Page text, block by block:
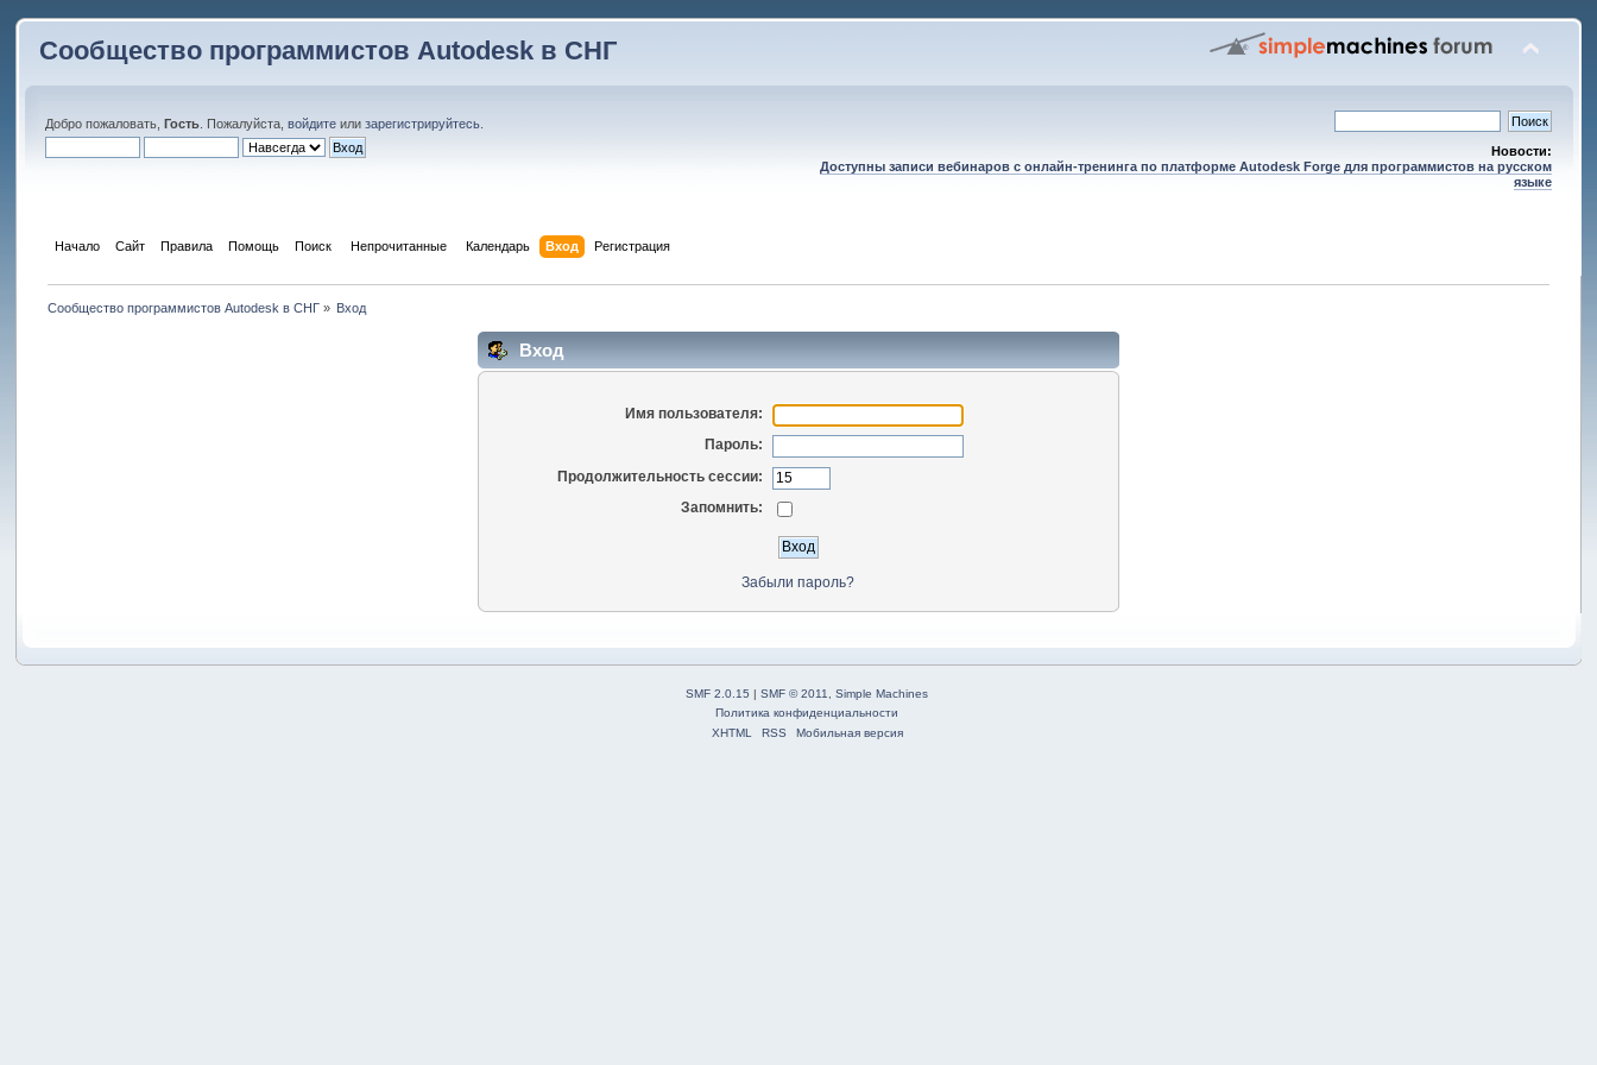
Сообщество программистов Autodesk в СНГ
Добро пожаловать,Гость . Пожалуйста,войдите илизарегистрируйтесь
Новости:
Доступны записи вебинаров с онлайн-тренинга по платформе Autodesk Forge для программистов на русском
языке
Начало Сайт Правила Помощь Поиск Непрочитанные Календарь Вход Регистрация
Сообщество программистов Autodesk в СНГ» Вход
Вход
Имя пользователя:
Пароль:
Продолжительность сессии:
Запомнить:
Забыли пароль?
SMF 2.0.15 |SMF © 2011,Simple Machines
Политика конфиденциальности
XHTML
RSS Мобильная версия